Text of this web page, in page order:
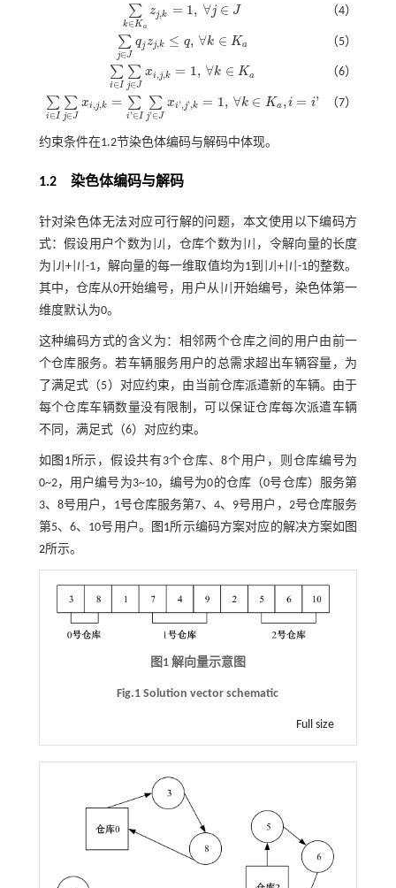
∑
k∈K a
zj,k = 1, ∀j ∈ J
∑k∈ Kazj k= 1, ∀j ∈J （4）
∑
j∈J
qj zj,k ≤ q, ∀k ∈ Ka
∑j∈Jqjzj,k ≤q ∀ k∈ Ka （5）
∑
i ∈I
∑
j∈J
xi , j,k = 1, ∀k ∈ Ka
∑i∈I∑j ∈Jxi, ,k= 1, ∀k∈Ka （6）
∑
i ∈ I
∑
j∈J
xi ,j,k = ∑
i '∈ I
∑
j'∈J
xi ',j',k = 1, ∀k ∈ Ka ,i = i'
∑i∈I∑ ∈Jxi, ,k= ∑i'∈I∑j ∈Jxi',j ,k= 1, ∀k∈Ka,i=i ' （7）
约束条件在1.2节染色体编码与解码中体现。
1.2 染色体编码与解码
针对染色体无法对应可行解的问题，本文使用以下编码方
式：假设用户个数为|J|，仓库个数为|I |，令解向量的长度
为| J|+| I |-1，解向量的每一维取值均为1到|J|+|I |-1的整数。
其中，仓库从0开始编号，用户从| I |开始编号，染色体第一
维度默认为0。
这种编码方式的含义为：相邻两个仓库之间的用户由前一
个仓库服务。若车辆服务用户的总需求超出车辆容量，为
了满足式（5） 对应约束，由当前仓库派遣新的车辆。由于
每个仓库车辆数量没有限制，可以保证仓库每次派遣车辆
不同，满足式（6） 对应约束。
如 图1所示，假设共有3个仓库、8个用户，则仓库编号为
0~2，用户编号为3~10，编号为0的仓库（0号仓库）服务第
3、8号用户，1号仓库服务第7、4、9号用户，2号仓库服务
第5、6、10号用户。
图1所示编码方案对应的解决方案如 图
2所示。
图1 解向量示意图
Fig.1 Solution vector schematic
Full size